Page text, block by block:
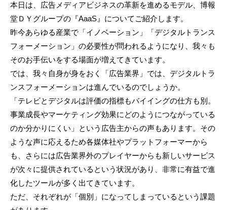
本日は、広告メディアビジネスの革新を進めるモデル、博報
堂ＤＹグループの『AaaS』についてご紹介します。
昨今あらゆる産業で「イノベーション」「デジタルトランス
フォーメーション」の必要性が問われるようになり、我々も
そのお手伝いをする場面が増えてきています。
では、我々自身が身をおく「広告業界」では、デジタルトラ
ンスフォーメーションは進んでいるのでしょうか。
「テレビとデジタルは評価の指標もバイイングの仕方も別。
事業成長やマーケティング効果にどのようにつながっている
のか分かりにくい」という広告主からの声もあります。その
ような声に応えるため各媒体社やプラットフォーマーから
も、さらには広告業界外のプレイヤーからも新しいサービス
が次々に提供されているという状況があり、非常に有益で進
化したツールが多く出てきています。
ただ、それぞれが「個別」になってしまっているという課題